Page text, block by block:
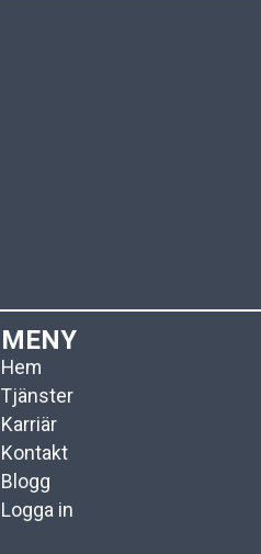
MENY
Hem
Tjänster
Karriär
Kontakt
Blogg
Logga in